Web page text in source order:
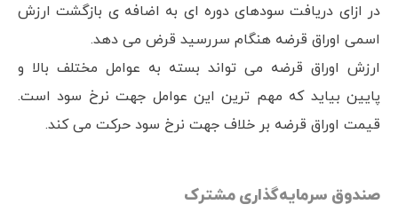
در ازای دریافت سودهای دوره ای به اضافه ی بازگشت ارزش
اسمی اوراق قرضه هنگام سررسید قرض می دهد.
ارزش اوراق قرضه می تواند بسته به عوامل مختلف بالا و
پایین بیاید که مهم ترین این عوامل جهت نرخ سود است.
قیمت اوراق قرضه بر خلاف جهت نرخ سود حرکت می کند.
صندوق سرمایه‌گذاری مشترک